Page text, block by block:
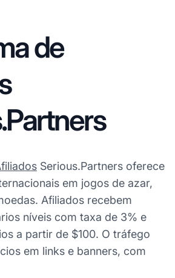
de
Serious.Partners oferece
em jogos de azar,
Afiliados recebem
níveis com taxa de 3% e
a partir de $100. O tráfego
em links e banners, com